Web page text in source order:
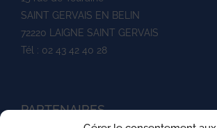
SAINT GERVAIS EN BELIN
72220 LAIGNE SAINT GERVAIS
Tél : 02 43 42 40 28
PARTENAIRES